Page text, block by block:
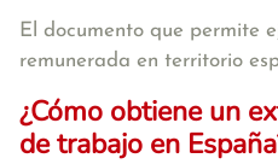
El documento que permite
remunerada en territorio
¿Cómo obtiene un
de trabajo en